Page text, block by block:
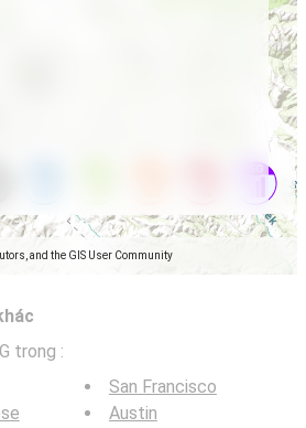
and the GIS User Community
trong :
San Francisco
Austin